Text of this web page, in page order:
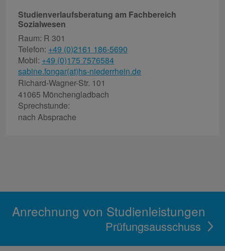
Studienverlaufsberatung am Fachbereich
Sozialwesen
Raum: R 301
Telefon: +49 (0)2161 186-5690
Mobil: +49 (0)175 7576584
sabine.fongar(at)hs-niederrhein.de
Richard-Wagner-Str. 101
41065 Mönchengladbach
Sprechstunde:
nach Absprache
Anrechnung von Studienleistungen
Prüfungsausschuss